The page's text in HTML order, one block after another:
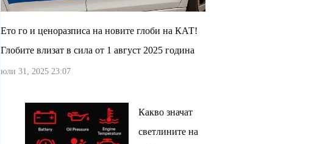
Ето го и ценоразписа на новите глоби на КАТ!
Глобите влизат в сила от 1 август 2025 година
юли 31, 2025 23:07
Какво значат
светлините на